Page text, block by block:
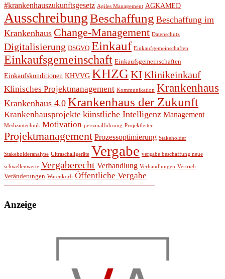
#krankenhauszukunftsgesetz Agiles Management AGKAMED
AusschreibungBeschaffung Beschaffung im
Krankenhaus Change-Management Datenschutz
Digitalisierung DSGVO Einkauf Einkaufgemeinschaften
Einkaufsgemeinschaft Einkaufsgemeinschaften
Einkaufskonditionen KHVVG KHZG KIKlinikeinkauf
Klinisches Projektmanagement Kommunikation Krankenhaus
Krankenhaus 4.0 Krankenhaus der Zukunft
Krankenhausprojekte künstliche Intelligenz Management
Medizintechnik Motivation personalführung Projektleiter
Projektmanagement Prozessoptimierung Stakeholder
Stakeholderanalyse Ultraschallgeräte Vergabe vergabe beschaffung neue
schwellenwerte Vergaberecht Verhandlung Verhandlungen Vertrieb
Veränderungen Warenkorb Öffentliche Vergabe
Anzeige